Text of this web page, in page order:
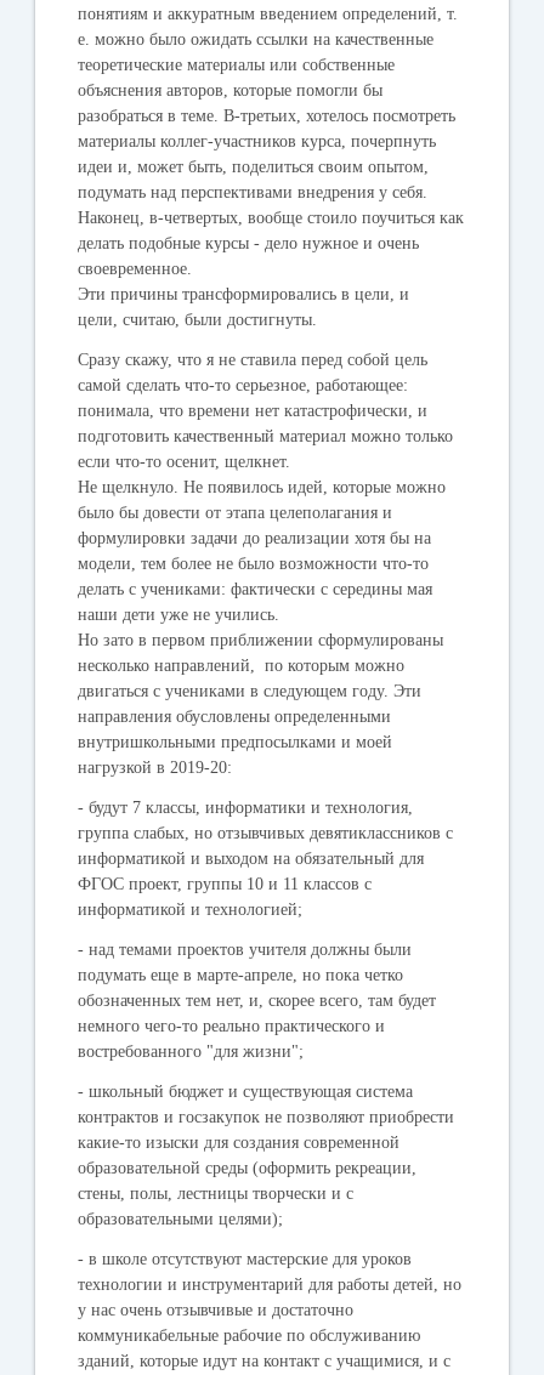
понятиям и аккуратным введением определений, т.
е. можно было ожидать ссылки на качественные
теоретические материалы или собственные
объяснения авторов, которые помогли бы
разобраться в теме. В-третьих, хотелось посмотреть
материалы коллег-участников курса, почерпнуть
идеи и, может быть, поделиться своим опытом,
подумать над перспективами внедрения у себя.
Наконец, в-четвертых, вообще стоило поучиться как
делать подобные курсы - дело нужное и очень
своевременное.
Эти причины трансформировались в цели, и
цели, считаю, были достигнуты.
Сразу скажу, что я не ставила перед собой цель
самой сделать что-то серьезное, работающее:
понимала, что времени нет катастрофически, и
подготовить качественный материал можно только
если что-то осенит, щелкнет.
Не щелкнуло. Не появилось идей, которые можно
было бы довести от этапа целеполагания и
формулировки задачи до реализации хотя бы на
модели, тем более не было возможности что-то
делать с учениками: фактически с середины мая
наши дети уже не учились.
Но зато в первом приближении сформулированы
несколько направлений, по которым можно
двигаться с учениками в следующем году. Эти
направления обусловлены определенными
внутришкольными предпосылками и моей
нагрузкой в 2019-20:
- будут 7 классы, информатики и технология,
группа слабых, но отзывчивых девятиклассников с
информатикой и выходом на обязательный для
ФГОС проект, группы 10 и 11 классов с
информатикой и технологией;
- над темами проектов учителя должны были
подумать еще в марте-апреле, но пока четко
обозначенных тем нет, и, скорее всего, там будет
немного чего-то реально практического и
востребованного "для жизни";
- школьный бюджет и существующая система
контрактов и госзакупок не позволяют приобрести
какие-то изыски для создания современной
образовательной среды (оформить рекреации,
стены, полы, лестницы творчески и с
образовательными целями);
- в школе отсутствуют мастерские для уроков
технологии и инструментарий для работы детей, но
у нас очень отзывчивые и достаточно
коммуникабельные рабочие по обслуживанию
зданий, которые идут на контакт с учащимися, и с